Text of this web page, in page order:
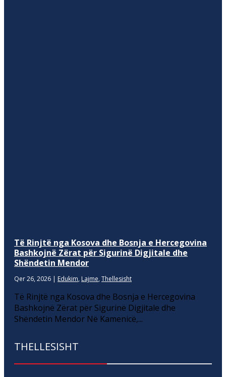
Të Rinjtë nga Kosova dhe Bosnja e Hercegovina
Bashkojnë Zërat për Sigurinë Digjitale dhe
Shëndetin Mendor
Qer 26, 2026 | Edukim, Lajme, Thellesisht
Të Rinjtë nga Kosova dhe Bosnja e Hercegovina
Bashkojnë Zërat për Sigurinë Digjitale dhe
Shëndetin Mendor Në Kamenicë,...
THELLESISHT